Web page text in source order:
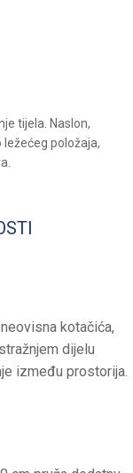
tijela. Naslon,
položaja,
kotačića,
dijelu
između prostorija.